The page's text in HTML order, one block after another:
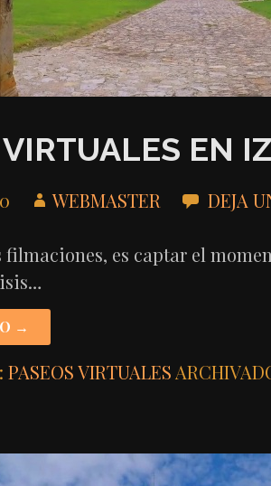
VIRTUALES EN
WEBMASTER DEJA
filmaciones, es captar el
→
PASEOS VIRTUALES